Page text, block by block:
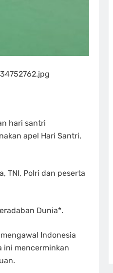
hari santri
apel Hari Santri,
TNI, Polri dan peserta
Dunia*.
Indonesia
ini mencerminkan